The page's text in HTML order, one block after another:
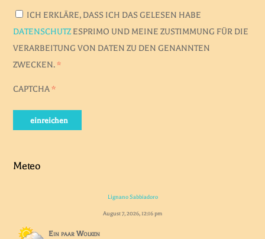
ICH ERKLÄRE, DASS ICH DAS GELESEN HABE
DATENSCHUTZESPRIMO UND MEINE ZUSTIMMUNG FÜR DIE
VERARBEITUNG VON DATEN ZU DEN GENANNTEN
ZWECKEN. *
CAPTCHA *
einreichen
Meteo
Lignano Sabbiadoro
August 7, 2026, 12:16 pm
Ein paar Wolken